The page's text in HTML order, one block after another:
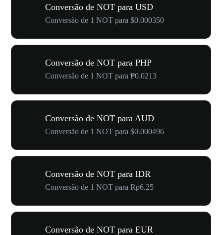
Conversão de NOT para USD
Conversão de 1 NOT para $0.000350
Conversão de NOT para PHP
Conversão de 1 NOT para ₱0.0213
Conversão de NOT para AUD
Conversão de 1 NOT para $0.000496
Conversão de NOT para IDR
Conversão de 1 NOT para Rp6.25
Conversão de NOT para EUR